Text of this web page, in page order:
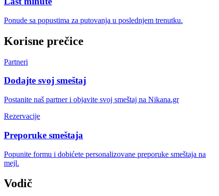
Ponude sa popustima za putovanja u poslednjem trenutku.
Korisne prečice
Partneri
Dodajte svoj smeštaj
Postanite naš partner i objavite svoj smeštaj na Nikana.gr
Rezervacije
Preporuke smeštaja
Popunite formu i dobićete personalizovane preporuke smeštaja na
mejl.
Vodič